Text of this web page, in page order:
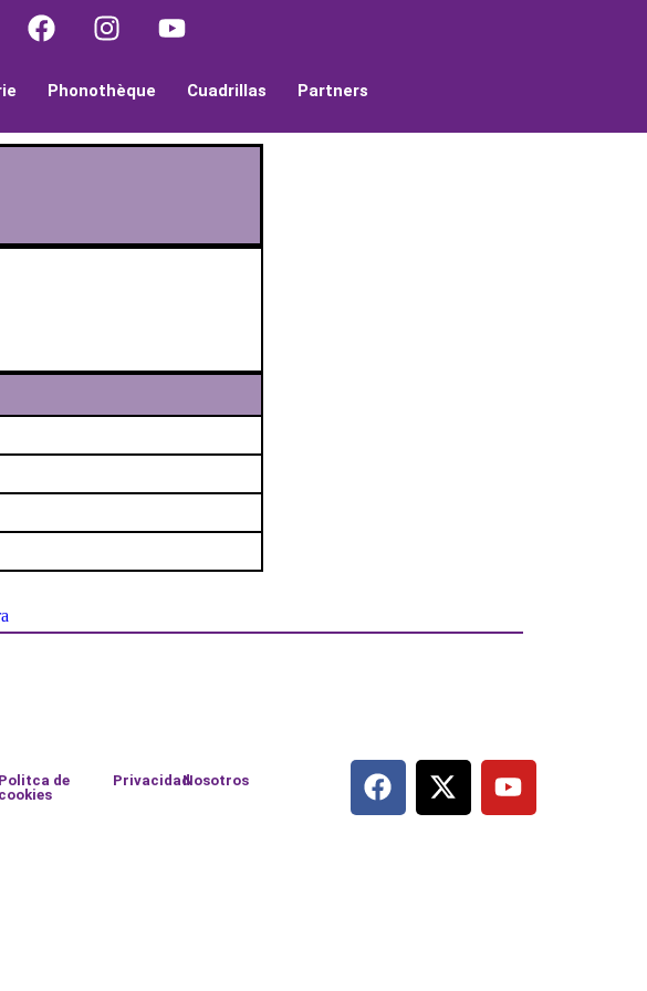
Phonothèque Cuadrillas Partners
Politca de
cookies
PrivacidadNosotros